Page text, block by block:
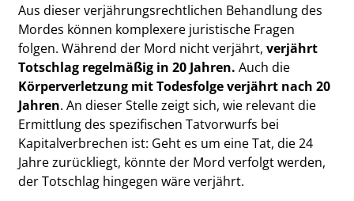
Aus dieser verjährungsrechtlichen Behandlung des
Mordes können komplexere juristische Fragen
folgen. Während der Mord nicht verjährt,verjährt
Totschlag regelmäßig in 20 Jahren. Auch die
Körperverletzung mit Todesfolge verjährt nach 20
Jahren. An dieser Stelle zeigt sich, wie relevant die
Ermittlung des spezifischen Tatvorwurfs bei
Kapitalverbrechen ist: Geht es um eine Tat, die 24
Jahre zurückliegt, könnte der Mord verfolgt werden,
der Totschlag hingegen wäre verjährt.